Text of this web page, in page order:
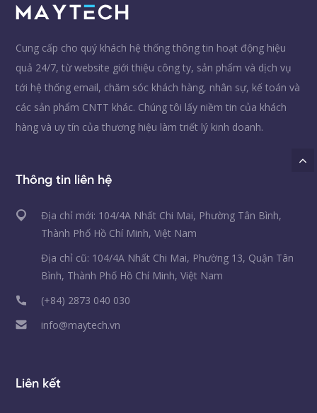
Cung cấp cho quý khách hệ thống thông tin hoạt động hiệu
quả 24/7, từ website giới thiệu công ty, sản phẩm và dịch vụ
tới hệ thống email, chăm sóc khách hàng, nhân sự, kế toán và
các sản phẩm CNTT khác. Chúng tôi lấy niềm tin của khách
hàng và uy tín của thương hiệu làm triết lý kinh doanh.
Thông tin liên hệ
Địa chỉ mới: 104/4A Nhất Chi Mai, Phường Tân Bình,
Thành Phố Hồ Chí Minh, Việt Nam
Địa chỉ cũ: 104/4A Nhất Chi Mai, Phường 13, Quận Tân
Bình, Thành Phố Hồ Chí Minh, Việt Nam
(+84) 2873 040 030
info@maytech.vn
Liên kết